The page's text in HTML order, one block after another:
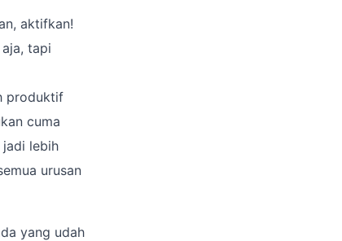
aktifkan!
tapi
produktif
cuma
jadi lebih
urusan
yang udah